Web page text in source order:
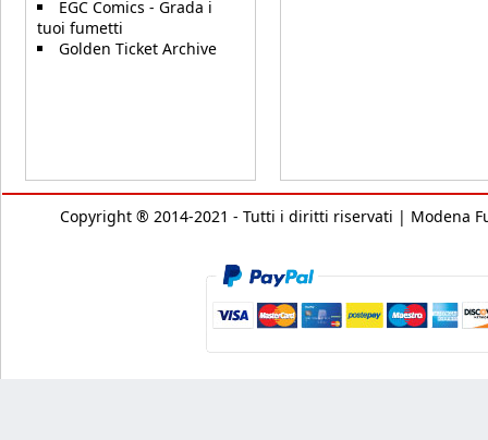
EGC Comics - Grada i
tuoi fumetti
Golden Ticket Archive
Copyright ® 2014-2021 - Tutti i diritti riservati | Modena